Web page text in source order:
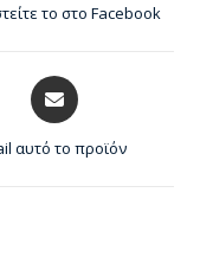
το στο Facebook
αυτό το προϊόν